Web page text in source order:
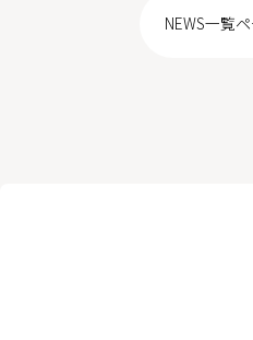
NEWS一覧